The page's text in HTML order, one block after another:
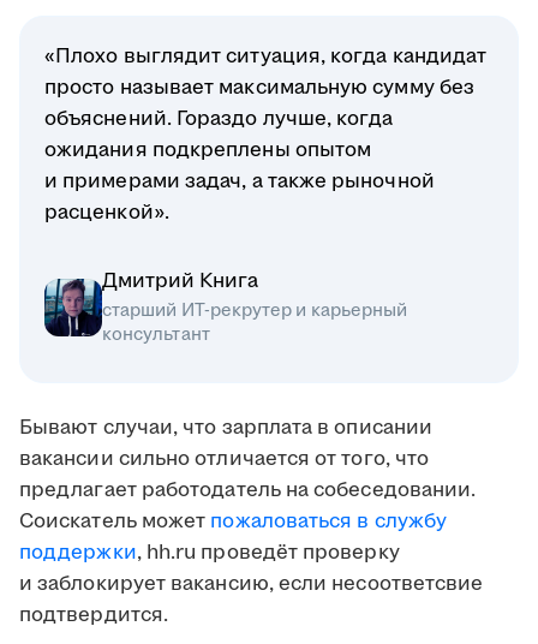
«Плохо выглядит ситуация, когда кандидат
просто называет максимальную сумму без
объяснений. Гораздо лучше, когда
ожидания подкреплены опытом
и примерами задач, а также рыночной
расценкой».
Дмитрий Книга
старший ИТ-рекрутер и карьерный
консультант
Бывают случаи, что зарплата в описании
вакансии сильно отличается от того, что
предлагает работодатель на собеседовании.
Соискатель может пожаловаться в службу
поддержки, hh.ru проведёт проверку
и заблокирует вакансию, если несоответсвие
подтвердится.